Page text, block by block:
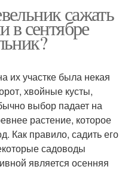
сажать
сентябре
их участке была некая
хвойные кусты,
выбор падает на
растение, которое
Как правило, садить его
садоводы
является осенняя